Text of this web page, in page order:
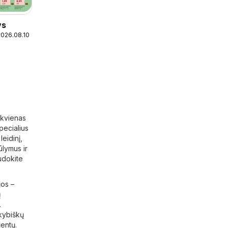
ir
–